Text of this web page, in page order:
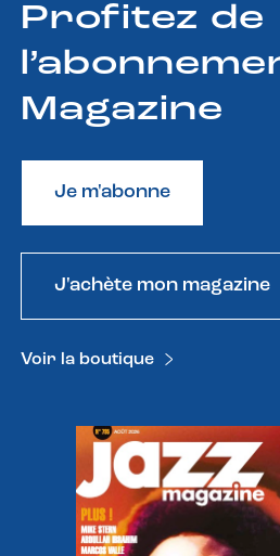
Profitez de
Magazine
Je m'abonne
J'achète mon magazine
Voir la boutique